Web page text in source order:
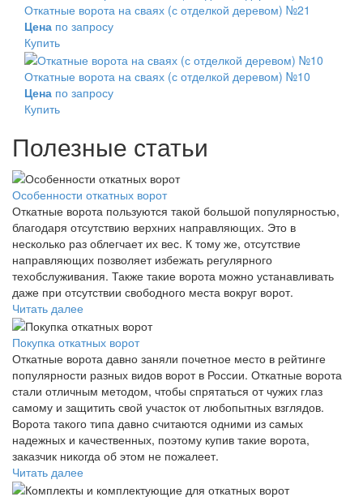
Откатные ворота на сваях (с отделкой деревом) №21
Цена по запросу
Купить
Откатные ворота на сваях (с отделкой деревом) №10
Цена по запросу
Купить
Полезные статьи
Особенности откатных ворот
Откатные ворота пользуются такой большой популярностью,
благодаря отсутствию верхних направляющих. Это в
несколько раз облегчает их вес. К тому же, отсутствие
направляющих позволяет избежать регулярного
техобслуживания. Также такие ворота можно устанавливать
даже при отсутствии свободного места вокруг ворот.
Читать далее
Покупка откатных ворот
Откатные ворота давно заняли почетное место в рейтинге
популярности разных видов ворот в России. Откатные ворота
стали отличным методом, чтобы спрятаться от чужих глаз
самому и защитить свой участок от любопытных взглядов.
Ворота такого типа давно считаются одними из самых
надежных и качественных, поэтому купив такие ворота,
заказчик никогда об этом не пожалеет.
Читать далее